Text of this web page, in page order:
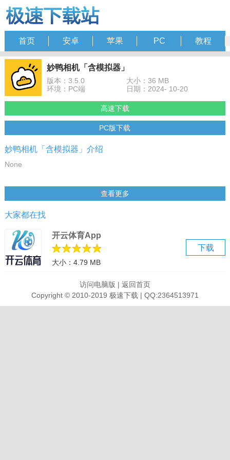
首页 安卓 苹果 PC 教程
妙鸭相机「含模拟器」
版本：3.5.0
大小：36 MB
环境：PC端
日期：2024- 10-20
高速下载
PC版下载
妙鸭相机「含模拟器」介绍
None
查看更多
大家都在找
下载
开云体育App
大小：4.79 MB
访问电脑版 | 返回首页
Copyright © 2010-2019 极速下载 | QQ:2364513971